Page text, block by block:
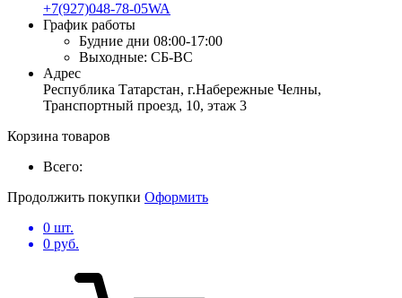
+7(927)048-78-05WA
График работы
Будние дни 08:00-17:00
Выходные: СБ-ВС
Адрес
Республика Татарстан, г.Набережные Челны,
Транспортный проезд, 10, этаж 3
Корзина товаров
Всего:
Продолжить покупки Оформить
0 шт.
0 руб.